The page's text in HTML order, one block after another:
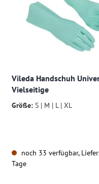
Vileda Handschuh
Vielseitige
Größe: S | M | L | XL
noch 33 verfügbar,
Tage